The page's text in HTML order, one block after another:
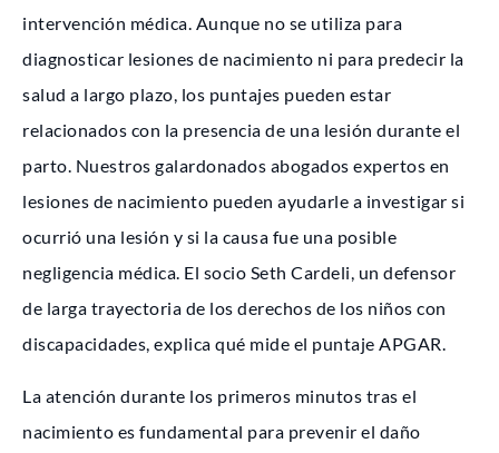
intervención médica. Aunque no se utiliza para
diagnosticar lesiones de nacimiento ni para predecir la
salud a largo plazo, los puntajes pueden estar
relacionados con la presencia de una lesión durante el
parto. Nuestros galardonados abogados expertos en
lesiones de nacimiento pueden ayudarle a investigar si
ocurrió una lesión y si la causa fue una posible
negligencia médica. El socio Seth Cardeli, un defensor
de larga trayectoria de los derechos de los niños con
discapacidades, explica qué mide el puntaje APGAR.
La atención durante los primeros minutos tras el
nacimiento es fundamental para prevenir el daño